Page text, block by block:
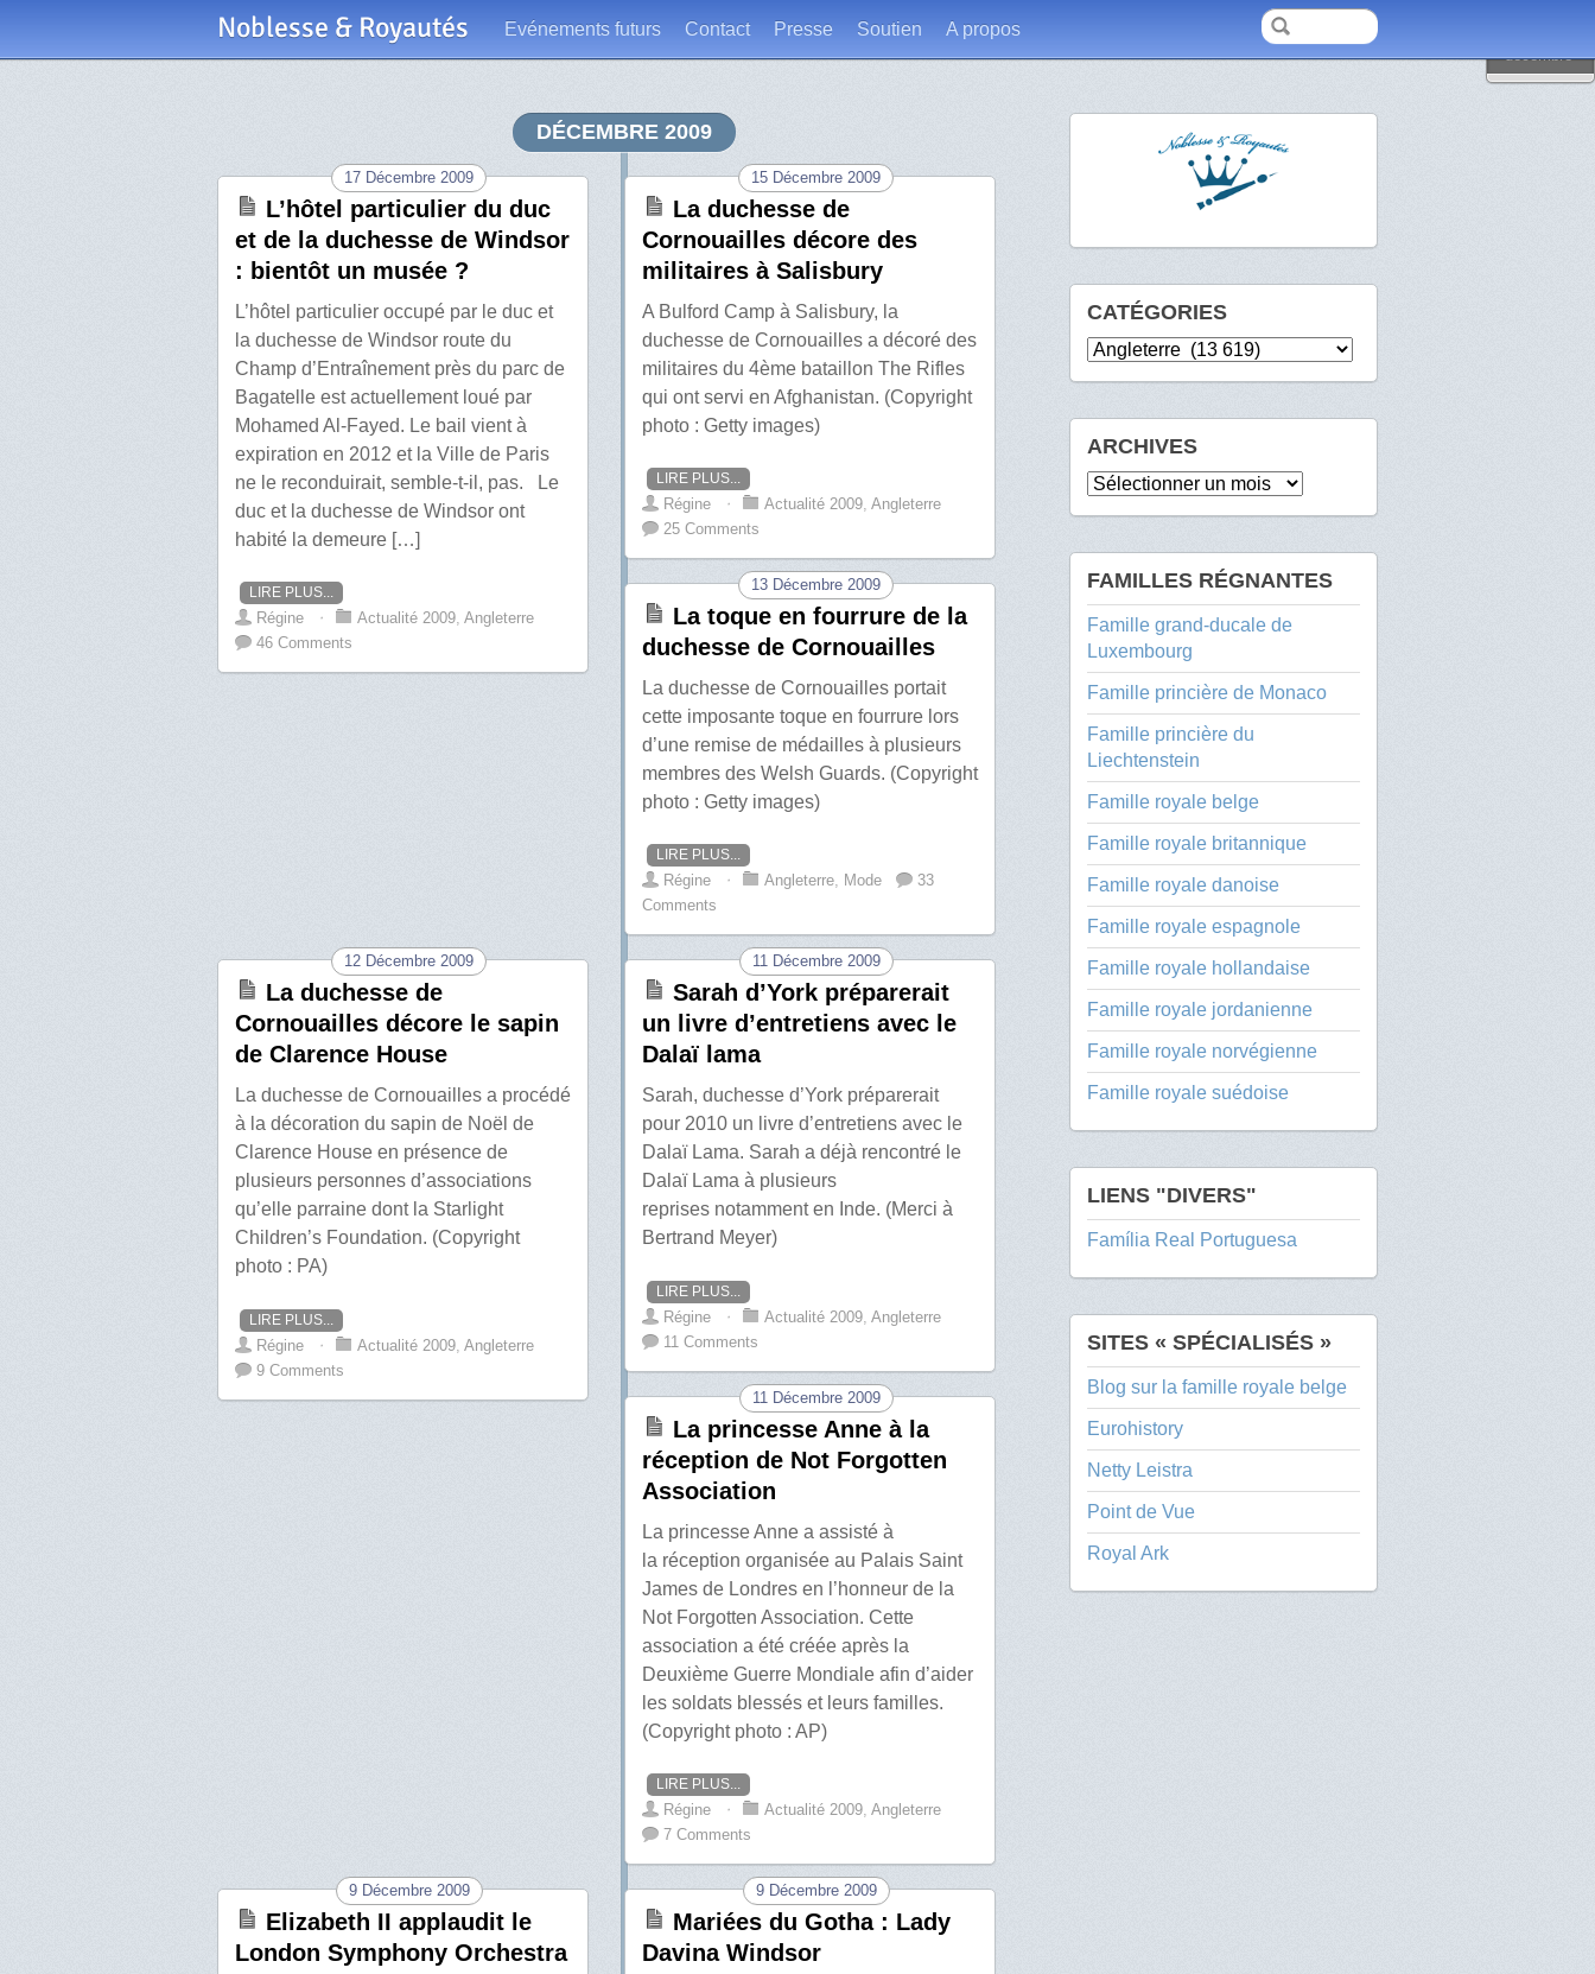
Noblesse & Royautés Evénements futurs Contact Presse Soutien A propos
décembre
DÉCEMBRE 2009
17 Décembre 2009
L’hôtel particulier du duc
et de la duchesse de Windsor
: bientôt un musée ?
L’hôtel particulier occupé par le duc et
la duchesse de Windsor route du
Champ d’Entraînement près du parc de
Bagatelle est actuellement loué par
Mohamed Al-Fayed. Le bail vient à
expiration en 2012 et la Ville de Paris
ne le reconduirait, semble-t-il, pas. Le
duc et la duchesse de Windsor ont
habité la demeure […]
LIRE PLUS...
Régine ⋅ Actualité 2009, Angleterre
46 Comments
15 Décembre 2009
La duchesse de
Cornouailles décore des
militaires à Salisbury
A Bulford Camp à Salisbury, la
duchesse de Cornouailles a décoré des
militaires du 4ème bataillon The Rifles
qui ont servi en Afghanistan. (Copyright
photo : Getty images)
LIRE PLUS...
Régine ⋅ Actualité 2009, Angleterre
25 Comments
13 Décembre 2009
La toque en fourrure de la
duchesse de Cornouailles
La duchesse de Cornouailles portait
cette imposante toque en fourrure lors
d’une remise de médailles à plusieurs
membres des Welsh Guards. (Copyright
photo : Getty images)
LIRE PLUS...
Régine ⋅ Angleterre, Mode
33
Comments
12 Décembre 2009
La duchesse de
Cornouailles décore le sapin
de Clarence House
La duchesse de Cornouailles a procédé
à la décoration du sapin de Noël de
Clarence House en présence de
plusieurs personnes d’associations
qu’elle parraine dont la Starlight
Children’s Foundation. (Copyright
photo : PA)
LIRE PLUS...
Régine ⋅ Actualité 2009 Angleterre
9 Comments
11 Décembre 2009
Sarah d’York préparerait
un livre d’entretiens avec le
Dalaï lama
Sarah, duchesse d’York préparerait
pour 2010 un livre d’entretiens avec le
Dalaï Lama. Sarah a déjà rencontré le
Dalaï Lama à plusieurs
reprises notamment en Inde. (Merci à
Bertrand Meyer)
LIRE PLUS...
Régine ⋅ Actualité 2009 Angleterre
11 Comments
11 Décembre 2009
La princesse Anne à la
réception de Not Forgotten
Association
La princesse Anne a assisté à
la réception organisée au Palais Saint
James de Londres en l’honneur de la
Not Forgotten Association. Cette
association a été créée après la
Deuxième Guerre Mondiale afin d’aider
les soldats blessés et leurs familles.
(Copyright photo : AP)
LIRE PLUS...
Régine ⋅ Actualité 2009 Angleterre
7 Comments
9 Décembre 2009
Elizabeth II applaudit le
London Symphony Orchestra
9 Décembre 2009
Mariées du Gotha : Lady
Davina Windsor
CATÉGORIES
Catégories
ARCHIVES
Archives
FAMILLES RÉGNANTES
Famille grand-ducale de
Luxembourg
Famille princière de Monaco
Famille princière du
Liechtenstein
Famille royale belge
Famille royale britannique
Famille royale danoise
Famille royale espagnole
Famille royale hollandaise
Famille royale jordanienne
Famille royale norvégienne
Famille royale suédoise
LIENS "DIVERS"
Família Real Portuguesa
SITES « SPÉCIALISÉS »
Blog sur la famille royale belge
Eurohistory
Netty Leistra
Point de Vue
Royal Ark